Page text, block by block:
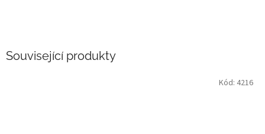
Související produkty
Kód: 4216